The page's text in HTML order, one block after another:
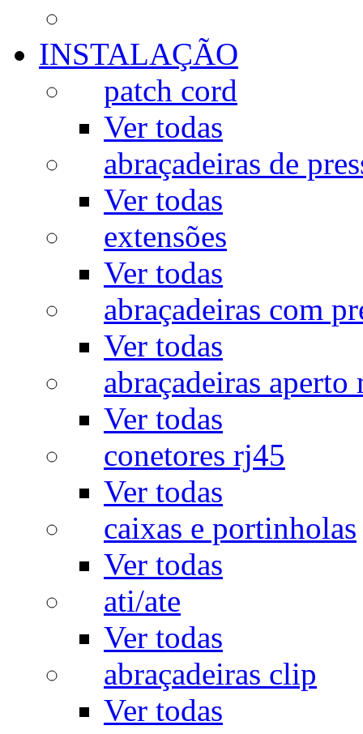
INSTALAÇÃO
patch cord
Ver todas
abraçadeiras de
Ver todas
extensões
Ver todas
abraçadeiras com
Ver todas
abraçadeiras aperto
Ver todas
conetores rj45
Ver todas
caixas e portinholas
Ver todas
ati/ate
Ver todas
abraçadeiras clip
Ver todas